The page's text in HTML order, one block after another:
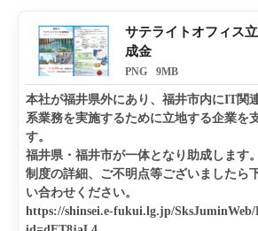
サテライトオフィス
成金
PNG 9MB
本社が福井県外にあり、福井市内にIT関
系業務を実施するために立地する企業を
す。
福井県・福井市が一体となり助成します。
制度の詳細、ご不明点等ございましたら
い合わせください。
https://shinsei.e-fukui.lg.jp/